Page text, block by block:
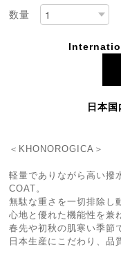
数量
日本
＜KHONOROGICA＞
軽量でありながら高い
COAT。
無駄な重さを一切排除し
心地と優れた機能性を兼
春先や初秋の肌寒い季節
日本生産にこだわり、品